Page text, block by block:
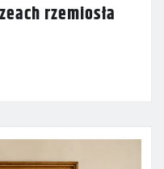
rzemiosła